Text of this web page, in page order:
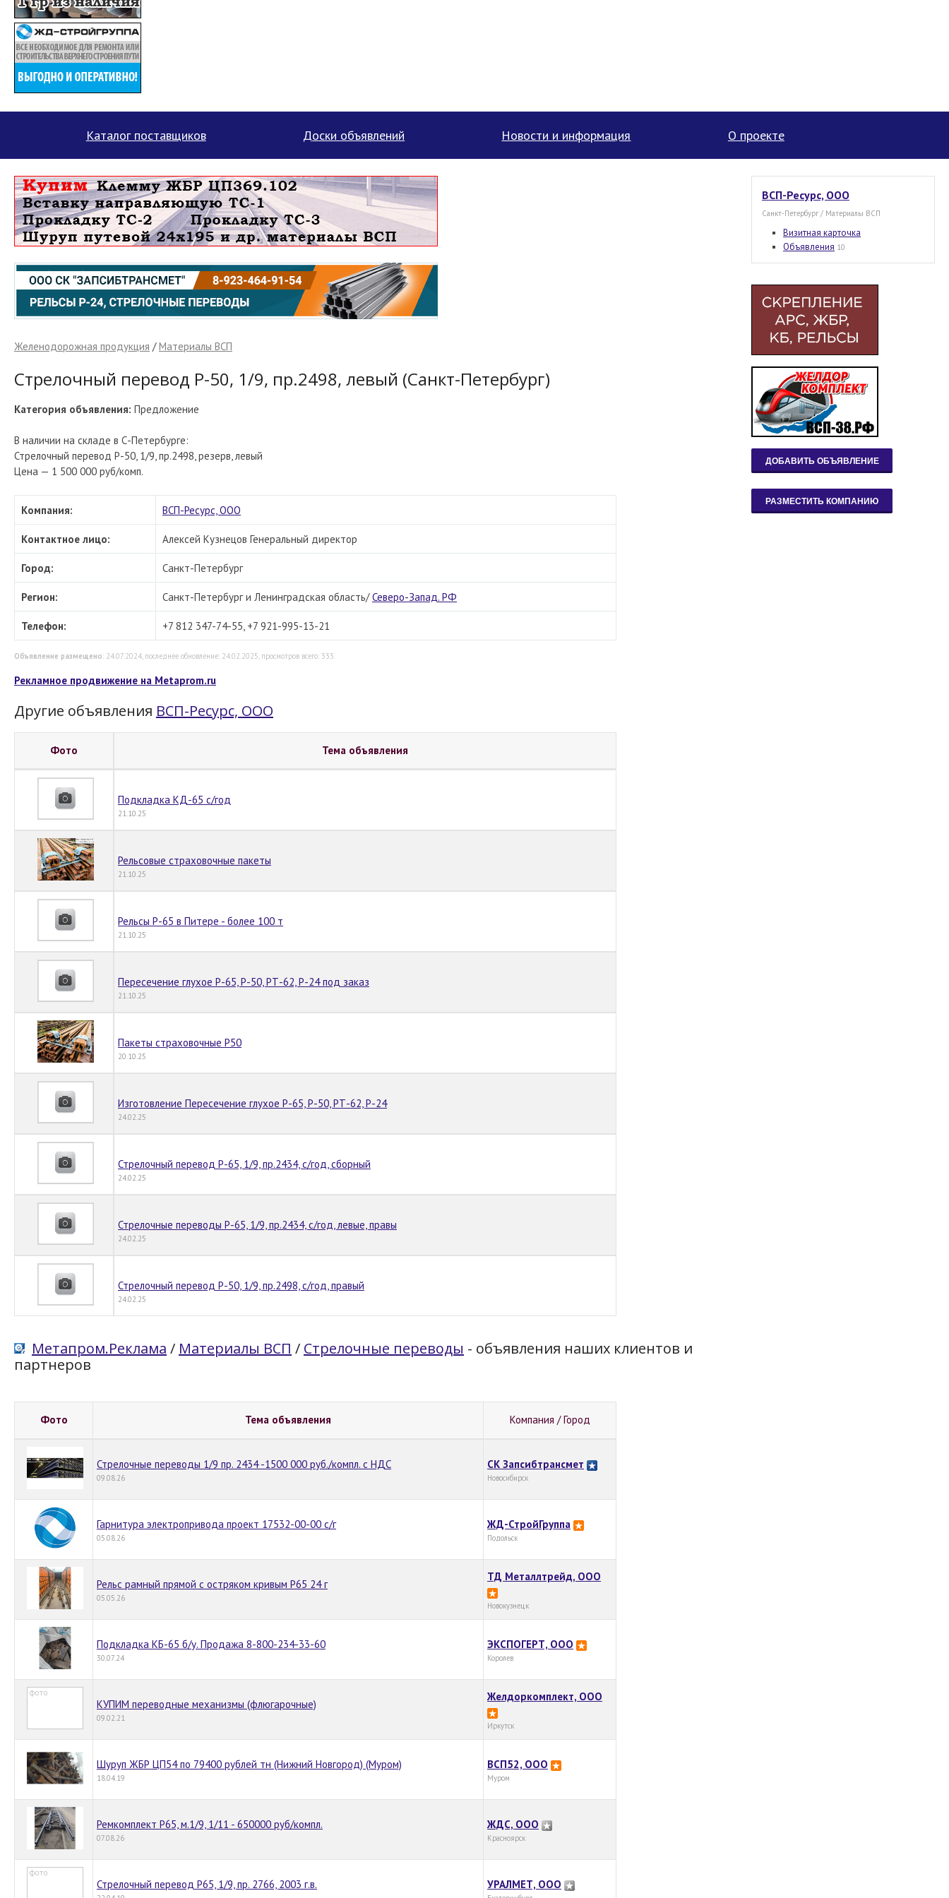
Каталог поставщиков Доски объявлений Новости и информация О проекте
Желенодорожная продукция /Материалы ВСП
Стрелочный перевод Р-50, 1/9, пр.2498, левый (Санкт-Петербург)
Категория объявления: Предложение
В наличии на складе в С-Петербурге:
Стрелочный перевод Р-50, 1/9, пр.2498, резерв, левый
Цена — 1 500 000 руб/комп.
Компания: ВСП-Ресурс, ООО
Контактное лицо: Алексей Кузнецов Генеральный директор
Город: Санкт-Петербург
Регион: Санкт-Петербург и Ленинградская область/Северо-Запад. РФ
Телефон: +7 812 347-74-55, +7 921-995-13-21
Объявление размещено: 24.07.2024, последнее обновление: 24.02.2025, просмотров всего: 333.
Рекламное продвижение на Metaprom.ru
Другие объявления ВСП-Ресурс, ООО
Фото Тема объявления
Подкладка КД-65 с/год
21.10.25
Рельсовые страховочные пакеты
21.10.25
Рельсы Р-65 в Питере - более 100 т
21.10.25
Пересечение глухое Р-65, Р-50, РТ-62, Р-24 под заказ
21.10.25
Пакеты страховочные Р50
20.10.25
Изготовление Пересечение глухое Р-65, Р-50, РТ-62, Р-24
24.02.25
Стрелочный перевод Р-65, 1/9, пр.2434, с/год, сборный
24.02.25
Стрелочные переводы Р-65, 1/9, пр.2434, с/год, левые, правы
24.02.25
Стрелочный перевод Р-50, 1/9, пр.2498, с/год, правый
24.02.25
Метапром.Реклама / Материалы ВСП / Стрелочные переводы - объявления наших клиентов и
партнеров
Фото Тема объявления Компания / Город
Стрелочные переводы 1/9 пр. 2434 -1500 000 руб./компл. с НДС
09.08.26
СК Запсибтрансмет
Новосибирск
Гарнитура электропривода проект 17532-00-00 с/г
05.08.26
ЖД-СтройГруппа
Подольск
Рельс рамный прямой с остряком кривым Р65 24 г
05.05.26
ТД Металлтрейд, ООО
Новокузнецк
Подкладка КБ-65 б/у. Продажа 8-800-234-33-60
30.07.24
ЭКСПОГЕРТ, ООО
Королев
КУПИМ переводные механизмы (флюгарочные)
09.02.21
Желдоркомплект, ООО
Иркутск
Шуруп ЖБР ЦП54 по 79400 рублей тн (Нижний Новгород) (Муром)
18.04.19
ВСП52, ООО
Муром
Ремкомплект Р65, м.1/9, 1/11 - 650000 руб/компл.
07.08.26
ЖДС, ООО
Красноярск
Стрелочный перевод Р65, 1/9, пр. 2766, 2003 г.в. УРАЛМЕТ, ООО
ВСП-Ресурс, ООО
Санкт-Петербург / Материалы ВСП
Визитная карточка
Объявления 10